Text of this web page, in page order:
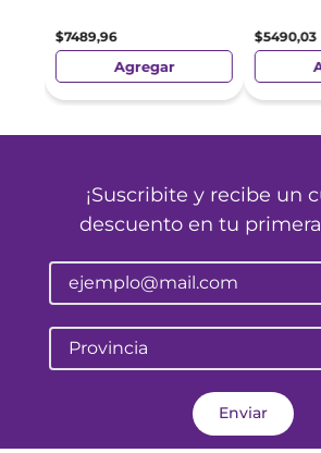
$7489,96
Agregar
$5490,03
¡Suscribite y recibe un
descuento en tu
Provincia
Enviar